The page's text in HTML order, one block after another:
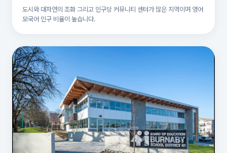
도시와 대자연의 조화 그리고 인구당 커뮤니티 센터가 많은 지역이며 영어
모국어 인구 비율이 높습니다.